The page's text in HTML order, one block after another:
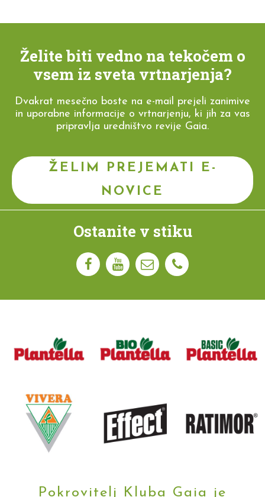
Želite biti vedno na tekočem o
vsem iz sveta vrtnarjenja?
Dvakrat mesečno boste na e-mail prejeli zanimive
in uporabne informacije o vrtnarjenju, ki jih za vas
pripravlja uredništvo revije Gaia.
ŽELIM PREJEMATI E-
NOVICE
Ostanite v stiku
Pokrovitelj Kluba Gaia je